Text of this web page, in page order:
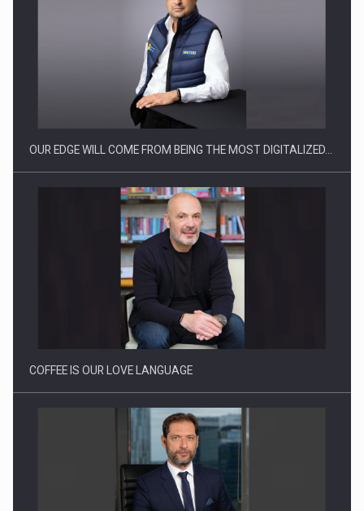
CEO Conference - Shaping The Future - Technology and…
Webinar - Business Evolution-RETHINK STRATEGY-Finantare
Investitii Digitalizare
OUR EDGE WILL COME FROM BEING THE MOST DIGITALIZED…
COFFEE IS OUR LOVE LANGUAGE